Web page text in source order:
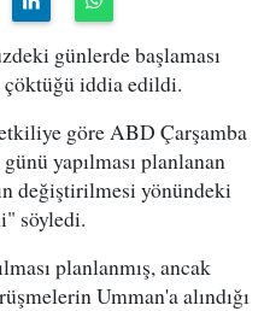
günlerde başlaması
iddia edildi.
göre ABD Çarşamba
yapılması planlanan
değiştirilmesi yönündeki
söyledi.
planlanmış, ancak
Umman'a alındığı